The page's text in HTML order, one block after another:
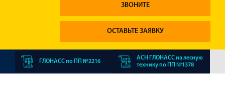
ЗВОНИТЕ
ОСТАВЬТЕ ЗАЯВКУ
ГЛОНАСС по ПП №2216
АСН ГЛОНАСС на лесную
технику по ПП №1378